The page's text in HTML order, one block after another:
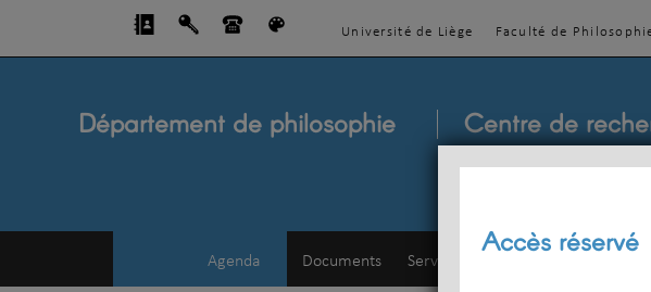
Université de Liège Faculté de
Département de philosophie Centre de
Agenda Documents Service d'esthétique
Accès réservé